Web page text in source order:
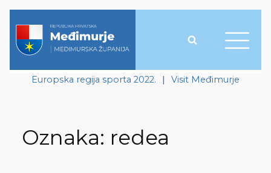
Europska regija sporta 2022. | Visit Međimurje
Oznaka: redea